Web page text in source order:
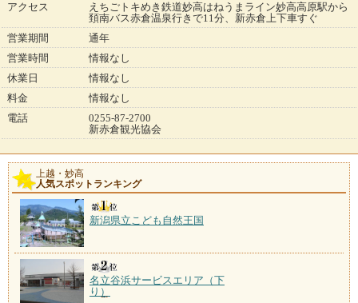
アクセス
えちごトキめき鉄道妙高はねうまライン妙高高原駅から
頚南バス赤倉温泉行きで11分、新赤倉上下車すぐ
営業期間
通年
営業時間
情報なし
休業日
情報なし
料金
情報なし
電話
0255-87-2700
新赤倉観光協会
上越・妙高
人気スポットランキング
新潟県立こども自然王国
名立谷浜サービスエリア（下
り）